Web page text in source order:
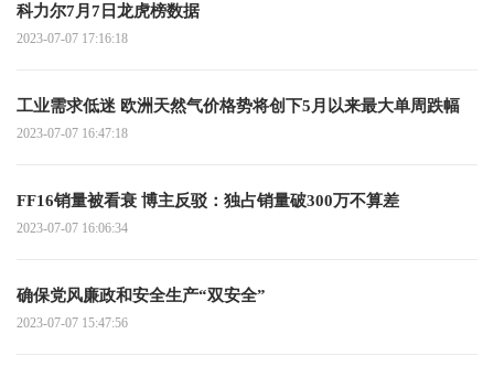
科力尔7月7日龙虎榜数据
2023-07-07 17:16:18
工业需求低迷 欧洲天然气价格势将创下5月以来最大单周跌幅
2023-07-07 16:47:18
FF16销量被看衰 博主反驳：独占销量破300万不算差
2023-07-07 16:06:34
确保党风廉政和安全生产“双安全”
2023-07-07 15:47:56